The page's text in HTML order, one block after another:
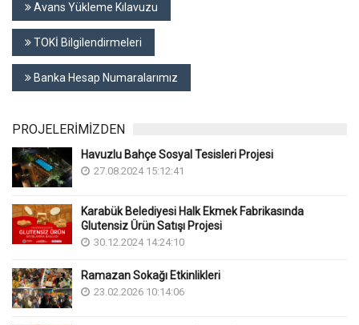
Avans Yükleme Kılavuzu
TOKİ Bilgilendirmeleri
Banka Hesap Numaralarımız
PROJELERİMİZDEN
Havuzlu Bahçe Sosyal Tesisleri Projesi
27.08.2024 15:12:41
Karabük Belediyesi Halk Ekmek Fabrikasında
Glutensiz Ürün Satışı Projesi
30.12.2024 14:24:10
Ramazan Sokağı Etkinlikleri
23.02.2026 10:14:06